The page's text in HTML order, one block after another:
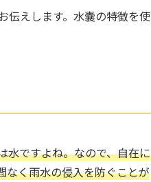
伝えします。水嚢の特徴を使
水ですよね。なので、自在に
なく雨水の侵入を防ぐことが